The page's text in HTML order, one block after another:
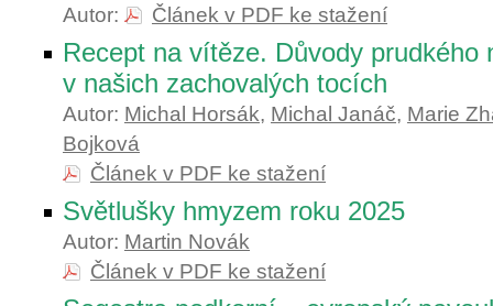
Autor: Článek v PDF ke stažení
Recept na vítěze. Důvody prudkého
v našich zachovalých tocích
Autor: Michal Horsák, Michal Janáč, Marie
Bojková
Článek v PDF ke stažení
Světlušky hmyzem roku 2025
Autor: Martin Novák
Článek v PDF ke stažení